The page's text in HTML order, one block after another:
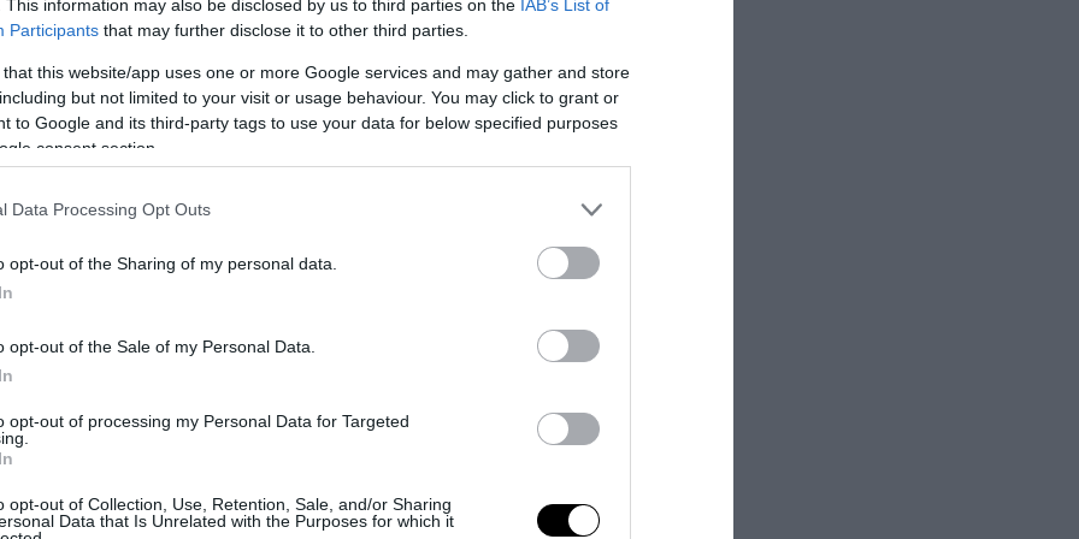
This information may also be disclosed by us to third parties on the IAB’s List of
Participants that may further disclose it to other third parties.
that this website/app uses one or more Google services and may gather and store
but not limited to your visit or usage behaviour. You may click to grant or
to Google and its third-party tags to use your data for below specified purposes
consent section.
Data Processing Opt Outs
opt-out of the Sharing of my personal data.
opt-out of the Sale of my Personal Data.
opt-out of processing my Personal Data for Targeted
opt-out of Collection, Use, Retention, Sale, and/or Sharing
Data that Is Unrelated with the Purposes for which it
si capisce bene con chi dovrebbero confrontarsi se poi non vogliono far